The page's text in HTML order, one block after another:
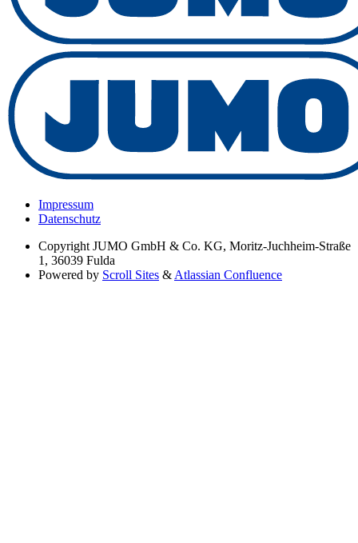
Impressum
Datenschutz
Copyright JUMO GmbH & Co. KG, Moritz-Juchheim-Straße
1, 36039 Fulda
Powered by Scroll Sites & Atlassian Confluence